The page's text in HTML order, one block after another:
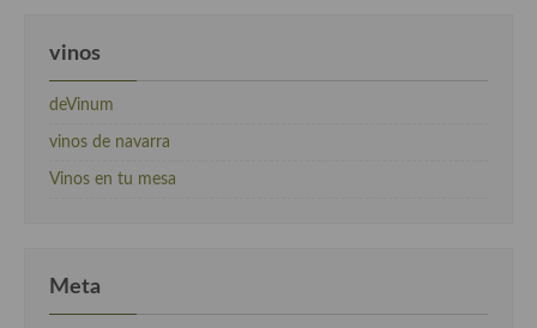
vinos
deVinum
vinos de navarra
Vinos en tu mesa
Meta